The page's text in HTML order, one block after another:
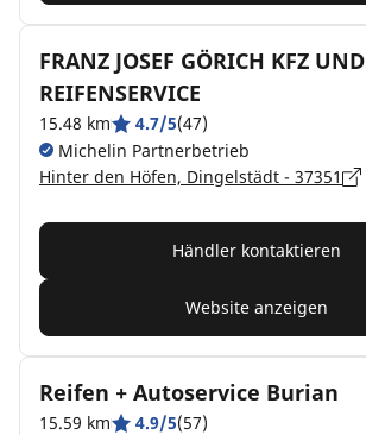
FRANZ JOSEF GÖRICH KFZ UND
REIFENSERVICE
15.48 km 4.7/5(47)
Michelin Partnerbetrieb
Hinter den Höfen, Dingelstädt - 37351
Händler kontaktieren
Website anzeigen
Reifen + Autoservice Burian
15.59 km 4.9/5(57)